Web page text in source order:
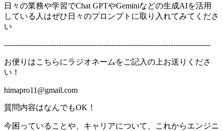
日々の業務や学習でChat GPTやGeminiなどの生成AIを活用
している人はぜひ日々のプロンプトに取り入れてみてくださ
い
-----------------------------------------------------------------------------------
お便りはこちらにラジオネームをご記入の上お送りくださ
い！
himapro11@gmail.com
質問内容はなんでもOK！
今困っていることや、キャリアについて、これからエンジニ